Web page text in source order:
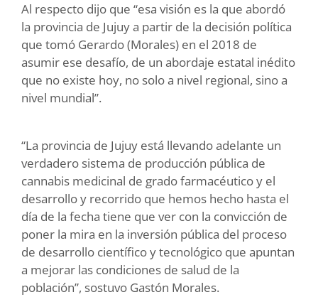
Al respecto dijo que “esa visión es la que abordó
la provincia de Jujuy a partir de la decisión política
que tomó Gerardo (Morales) en el 2018 de
asumir ese desafío, de un abordaje estatal inédito
que no existe hoy, no solo a nivel regional, sino a
nivel mundial”.
“La provincia de Jujuy está llevando adelante un
verdadero sistema de producción pública de
cannabis medicinal de grado farmacéutico y el
desarrollo y recorrido que hemos hecho hasta el
día de la fecha tiene que ver con la convicción de
poner la mira en la inversión pública del proceso
de desarrollo científico y tecnológico que apuntan
a mejorar las condiciones de salud de la
población”, sostuvo Gastón Morales.